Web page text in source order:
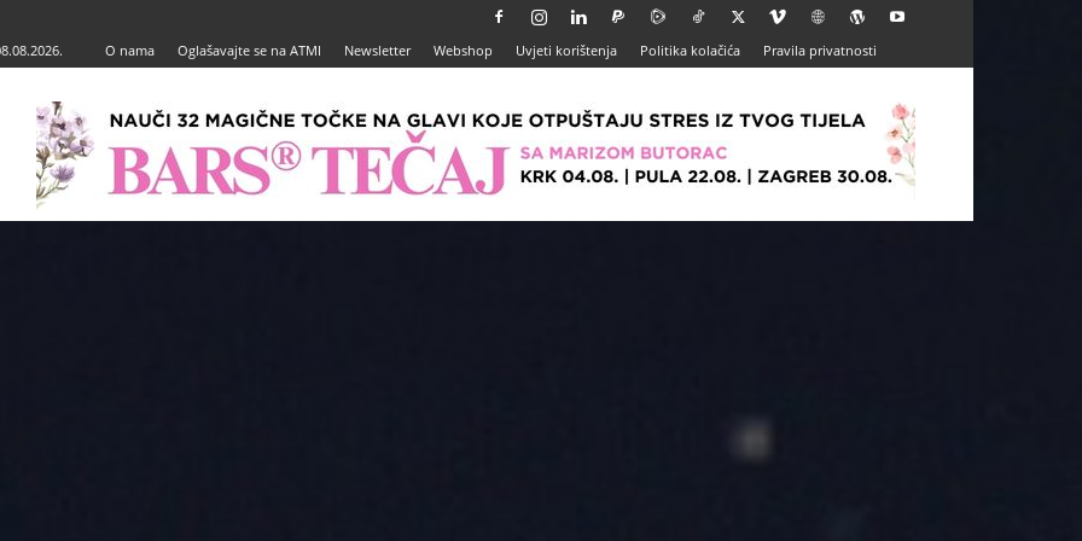
O nama Oglašavajte se na ATMI Newsletter Webshop Uvjeti korištenja Politika kolačića Pravila privatnosti